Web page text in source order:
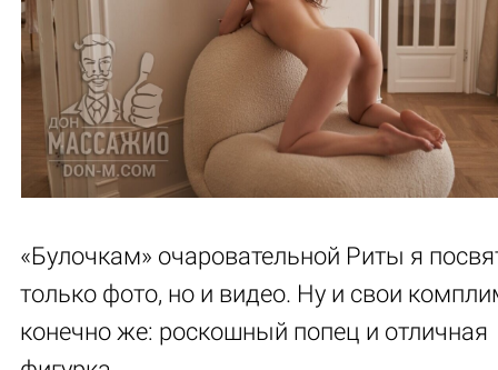
«Булочкам» очаровательной Риты я
только фото, но и видео. Ну и свои
конечно же: роскошный попец и отличная